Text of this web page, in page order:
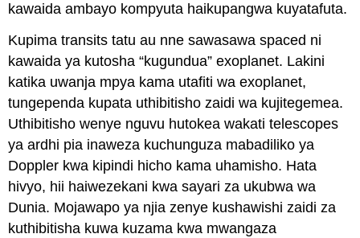
kawaida ambayo kompyuta haikupangwa kuyatafuta.
Kupima transits tatu au nne sawasawa spaced ni
kawaida ya kutosha “kugundua” exoplanet. Lakini
katika uwanja mpya kama utafiti wa exoplanet,
tungependa kupata uthibitisho zaidi wa kujitegemea.
Uthibitisho wenye nguvu hutokea wakati telescopes
ya ardhi pia inaweza kuchunguza mabadiliko ya
Doppler kwa kipindi hicho kama uhamisho. Hata
hivyo, hii haiwezekani kwa sayari za ukubwa wa
Dunia. Mojawapo ya njia zenye kushawishi zaidi za
kuthibitisha kuwa kuzama kwa mwangaza